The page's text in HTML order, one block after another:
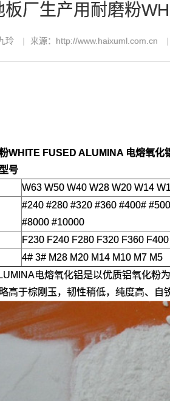
板厂生产用耐磨粉
玲 来源：http://www.haixuml.com.cn
WHITE FUSED ALUMINA 电熔氧化
号
W63 W50 W40 W28 W20 W14
#240 #280 #320 #360 #400#
#8000 #10000
F230 F240 F280 F320 F360
4# 3# M28 M20 M14 M10 M7 M5
电熔氧化铝是以优质铝氧化粉
高于棕刚玉，韧性稍低，纯度高、